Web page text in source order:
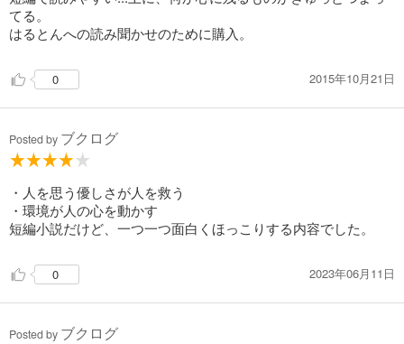
てる。
はるとんへの読み聞かせのために購入。
0 2015年10月21日
Posted by ブクログ
・人を思う優しさが人を救う
・環境が人の心を動かす
短編小説だけど、一つ一つ面白くほっこりする内容でした。
0 2023年06月11日
Posted by ブクログ